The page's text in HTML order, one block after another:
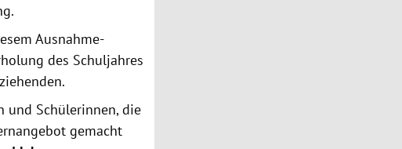
Ausnahme-
des Schuljahres
und Schülerinnen, die
gemacht